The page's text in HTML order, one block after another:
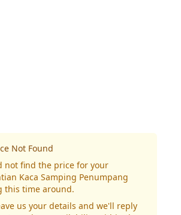
Not Found
not find the price for your
Kaca Samping Penumpang
this time around.
us your details and we'll reply